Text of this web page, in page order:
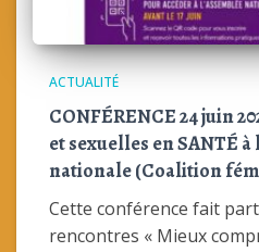
ACTUALITÉ
CONFÉRENCE 24 juin
et sexuelles en SANTÉ à
nationale (Coalition
Cette conférence fait
rencontres « Mieux